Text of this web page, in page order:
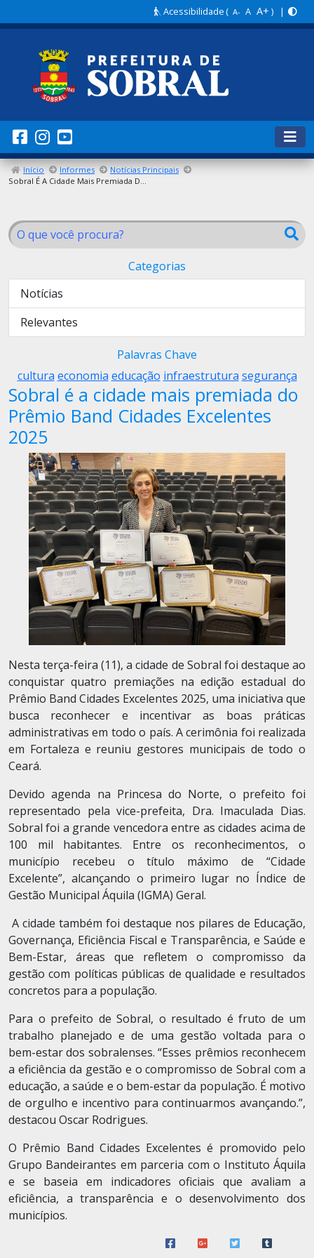
Acessibilidade( A- A A+ ) |
Início Informes
Notícias Principais
Sobral É A Cidade Mais Premiada Do Prêmio Band Cidades Excelentes 2025
Categorias
Notícias
Relevantes
Palavras Chave
cultura economia educação infraestrutura segurança
Sobral é a cidade mais premiada do
Prêmio Band Cidades Excelentes
2025
Nesta terça-feira (11), a cidade de Sobral foi destaque ao
conquistar quatro premiações na edição estadual do
Prêmio Band Cidades Excelentes 2025, uma iniciativa que
busca reconhecer e incentivar as boas práticas
administrativas em todo o país. A cerimônia foi realizada
em Fortaleza e reuniu gestores municipais de todo o
Ceará.
Devido agenda na Princesa do Norte, o prefeito foi
representado pela vice-prefeita, Dra. Imaculada Dias.
Sobral foi a grande vencedora entre as cidades acima de
100 mil habitantes. Entre os reconhecimentos, o
município recebeu o título máximo de “Cidade
Excelente”, alcançando o primeiro lugar no Índice de
Gestão Municipal Áquila (IGMA) Geral.
A cidade também foi destaque nos pilares de Educação,
Governança, Eficiência Fiscal e Transparência, e Saúde e
Bem-Estar, áreas que refletem o compromisso da
gestão com políticas públicas de qualidade e resultados
concretos para a população.
Para o prefeito de Sobral, o resultado é fruto de um
trabalho planejado e de uma gestão voltada para o
bem-estar dos sobralenses. “Esses prêmios reconhecem
a eficiência da gestão e o compromisso de Sobral com a
educação, a saúde e o bem-estar da população. É motivo
de orgulho e incentivo para continuarmos avançando.”,
destacou Oscar Rodrigues.
O Prêmio Band Cidades Excelentes é promovido pelo
Grupo Bandeirantes em parceria com o Instituto Áquila
e se baseia em indicadores oficiais que avaliam a
eficiência, a transparência e o desenvolvimento dos
municípios.